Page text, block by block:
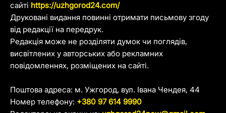
сайті https://uzhgorod24.com/
Друковані видання повинні отримати письмову згоду
від редакції на передрук.
Редакція може не розділяти думок чи поглядів,
висвітлених у авторських або рекламних
повідомленнях, розміщених на сайті.
Поштова адреса: м. Ужгород, вул. Івана Чендея, 44
Номер телефону: +380 97 614 9990